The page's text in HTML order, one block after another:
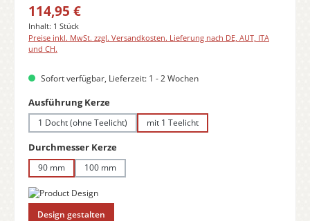
Regulärer Preis:
114,95 €
Inhalt: 1 Stück
Preise inkl. MwSt. zzgl. Versandkosten. Lieferung nach DE, AUT, ITA
und CH.
Sofort verfügbar, Lieferzeit: 1 - 2 Wochen
Ausführung Kerzeauswählen
1 Docht (ohne Teelicht) mit 1 Teelicht
Durchmesser Kerzeauswählen
90 mm 100 mm
Design gestalten